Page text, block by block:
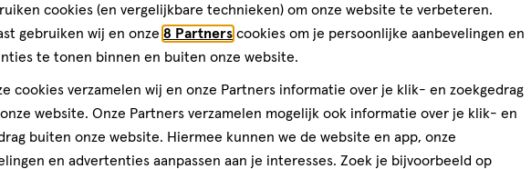
cookies (en vergelijkbare technieken) om onze website te verbeteren.
gebruiken wij en onze 8 Partners cookies om je persoonlijke aanbevelingen en
te tonen binnen en buiten onze website.
cookies verzamelen wij en onze Partners informatie over je klik- en zoekgedrag
website. Onze Partners verzamelen mogelijk ook informatie over je klik- en
buiten onze website. Hiermee kunnen we de website en app, onze
en advertenties aanpassen aan je interesses. Zoek je bijvoorbeeld op